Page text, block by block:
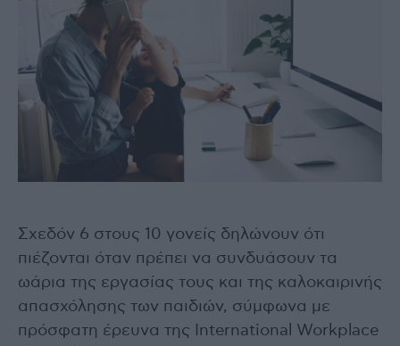
Σχεδόν 6 στους 10 γονείς δηλώνουν ότι
πιέζονται όταν πρέπει να συνδυάσουν τα
ωάρια της εργασίας τους και της καλοκαιρινής
απασχόλησης των παιδιών, σύμφωνα με
πρόσφατη έρευνα της International Workplace